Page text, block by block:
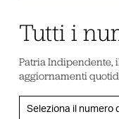
Tutti i
Patria Indipendente,
aggiornamenti